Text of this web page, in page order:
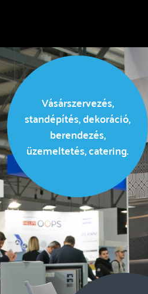
Vásárszervezés,
standépítés, dekoráció,
berendezés,
üzemeltetés, catering.